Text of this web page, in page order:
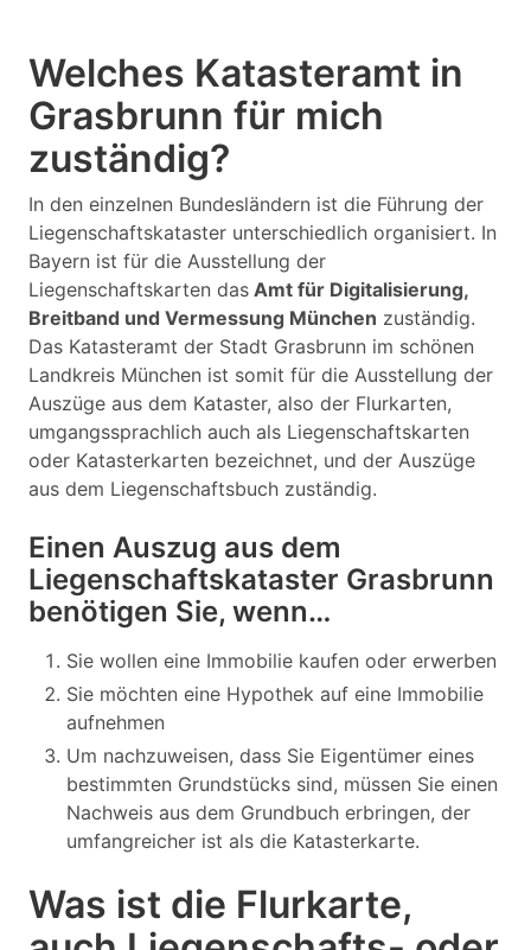
Welches Katasteramt in
Grasbrunn für mich
zuständig?
In den einzelnen Bundesländern ist die Führung der
Liegenschaftskataster unterschiedlich organisiert. In
Bayern ist für die Ausstellung der
Liegenschaftskarten das Amt für Digitalisierung,
Breitband und Vermessung München zuständig.
Das Katasteramt der Stadt Grasbrunn im schönen
Landkreis München ist somit für die Ausstellung der
Auszüge aus dem Kataster, also der Flurkarten,
umgangssprachlich auch als Liegenschaftskarten
oder Katasterkarten bezeichnet, und der Auszüge
aus dem Liegenschaftsbuch zuständig.
Einen Auszug aus dem
Liegenschaftskataster Grasbrunn
benötigen Sie, wenn…
Sie wollen eine Immobilie kaufen oder erwerben
Sie möchten eine Hypothek auf eine Immobilie
aufnehmen
Um nachzuweisen, dass Sie Eigentümer eines
bestimmten Grundstücks sind, müssen Sie einen
Nachweis aus dem Grundbuch erbringen, der
umfangreicher ist als die Katasterkarte.
Was ist die Flurkarte,